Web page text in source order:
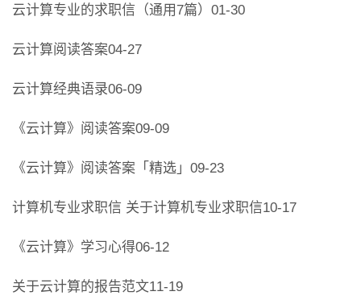
云计算专业的求职信（通用7篇）01-30
云计算阅读答案04-27
云计算经典语录06-09
《云计算》阅读答案09-09
《云计算》阅读答案「精选」09-23
计算机专业求职信 关于计算机专业求职信10-17
《云计算》学习心得06-12
关于云计算的报告范文11-19